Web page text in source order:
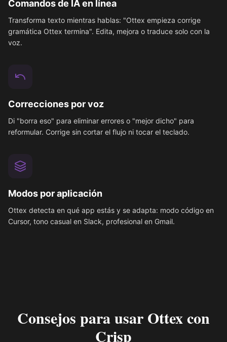
Comandos de IA en línea
Transforma texto mientras hablas: "Ottex empieza corrige
gramática Ottex termina". Edita, mejora o traduce solo con la
voz.
Correcciones por voz
Di "borra eso" para eliminar errores o "mejor dicho" para
reformular. Corrige sin cortar el flujo ni tocar el teclado.
Modos por aplicación
Ottex detecta en qué app estás y se adapta: modo código en
Cursor, tono casual en Slack, profesional en Gmail.
Consejos para usar Ottex con
Crisp